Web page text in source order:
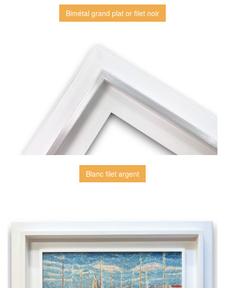
Bimétal grand plat or filet noir
Blanc filet argent